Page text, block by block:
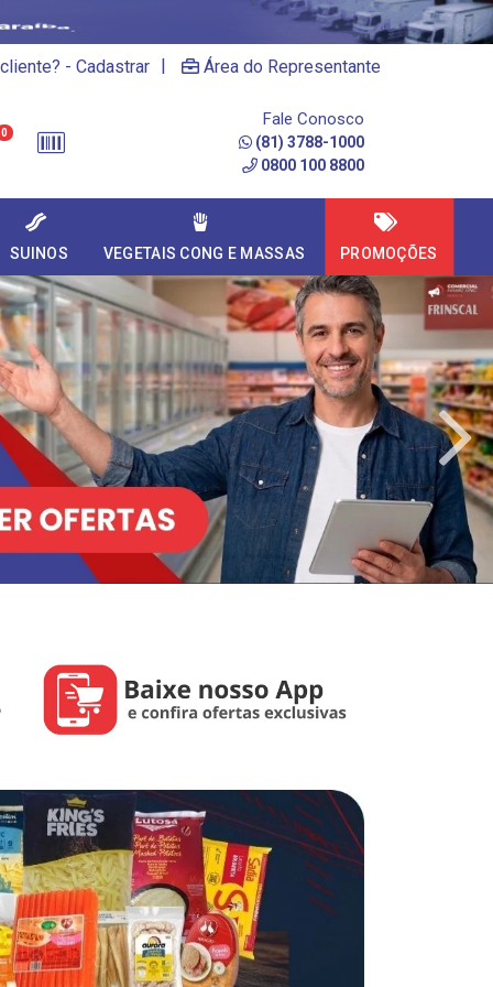
- Cadastrar | Área do Representante
0
Fale Conosco
(81) 3788-1000
0800 100 8800
SUINOS VEGETAIS CONG E MASSAS PROMOÇÕES